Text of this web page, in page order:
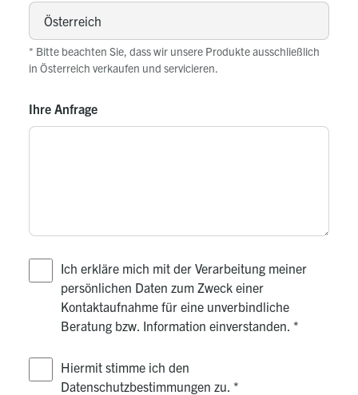
* Bitte beachten Sie, dass wir unsere Produkte ausschließlich
in Österreich verkaufen und servicieren.
Ihre Anfrage
Ich erkläre mich mit der Verarbeitung meiner
persönlichen Daten zum Zweck einer
Kontaktaufnahme für eine unverbindliche
Beratung bzw. Information einverstanden. *
Hiermit stimme ich den
Datenschutzbestimmungen zu. *